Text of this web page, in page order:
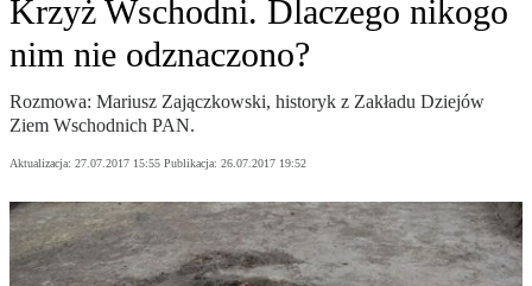
Krzyż Wschodni. Dlaczego nikogo
nim nie odznaczono?
Rozmowa: Mariusz Zajączkowski, historyk z Zakładu Dziejów
Ziem Wschodnich PAN.
Aktualizacja: 27.07.2017 15:55 Publikacja: 26.07.2017 19:52